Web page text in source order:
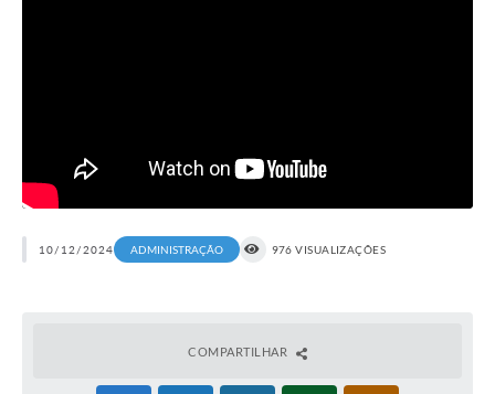
10/12/2024 ADMINISTRAÇÃO 976 VISUALIZAÇÕES
COMPARTILHAR